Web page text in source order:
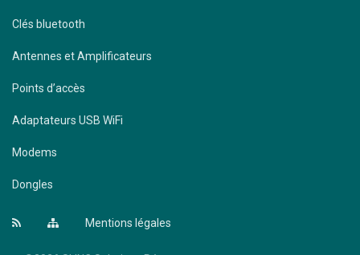
Clés bluetooth
Antennes et Amplificateurs
Points d’accès
Adaptateurs USB WiFi
Modems
Dongles
Mentions légales